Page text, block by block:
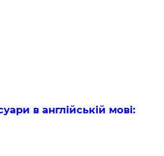
в англійській мові: